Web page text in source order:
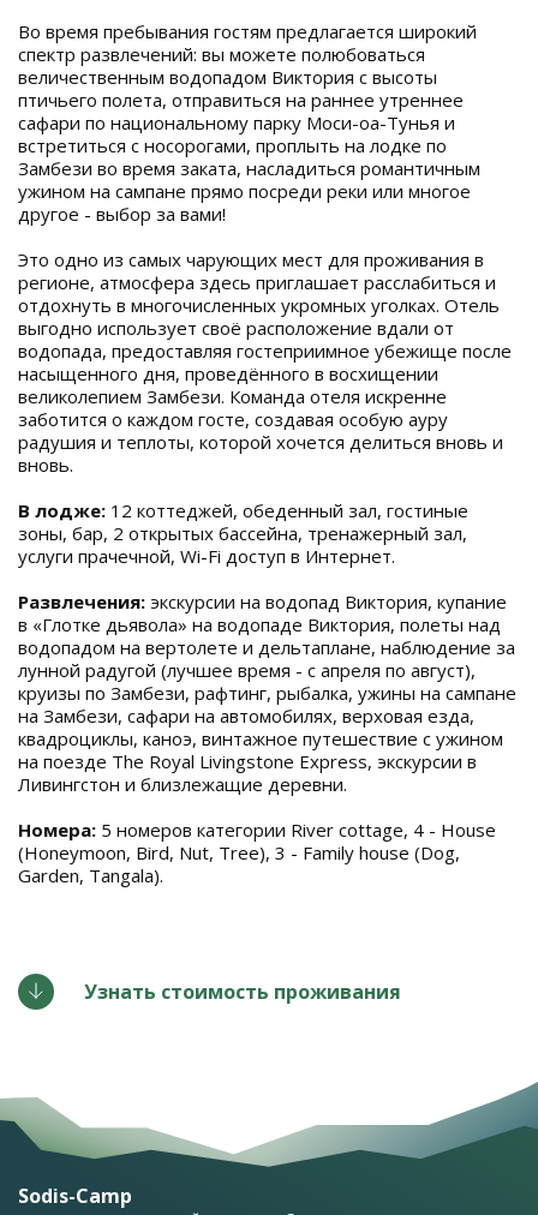
Во время пребывания гостям предлагается широкий
спектр развлечений: вы можете полюбоваться
величественным водопадом Виктория с высоты
птичьего полета, отправиться на раннее утреннее
сафари по национальному парку Моси-оа-Тунья и
встретиться с носорогами, проплыть на лодке по
Замбези во время заката, насладиться романтичным
ужином на сампане прямо посреди реки или многое
другое - выбор за вами!
Это одно из самых чарующих мест для проживания в
регионе, атмосфера здесь приглашает расслабиться и
отдохнуть в многочисленных укромных уголках. Отель
выгодно использует своё расположение вдали от
водопада, предоставляя гостеприимное убежище после
насыщенного дня, проведённого в восхищении
великолепием Замбези. Команда отеля искренне
заботится о каждом госте, создавая особую ауру
радушия и теплоты, которой хочется делиться вновь и
вновь.
В лодже: 12 коттеджей, обеденный зал, гостиные
зоны, бар, 2 открытых бассейна, тренажерный зал,
услуги прачечной, Wi-Fi доступ в Интернет.
Развлечения: экскурсии на водопад Виктория, купание
в «Глотке дьявола» на водопаде Виктория, полеты над
водопадом на вертолете и дельтаплане, наблюдение за
лунной радугой (лучшее время - с апреля по август),
круизы по Замбези, рафтинг, рыбалка, ужины на сампане
на Замбези, сафари на автомобилях, верховая езда,
квадроциклы, каноэ, винтажное путешествие с ужином
на поезде The Royal Livingstone Express, экскурсии в
Ливингстон и близлежащие деревни.
Номера: 5 номеров категории River cottage, 4 - House
(Honeymoon, Bird, Nut, Tree), 3 - Family house (Dog,
Garden, Tangala).
Узнать стоимость проживания
Sodis-Camp